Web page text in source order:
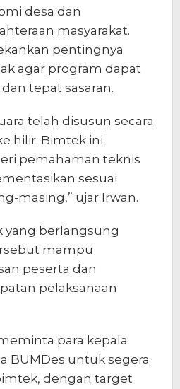
desa dan
masyarakat.
pentingnya
agar program dapat
tepat sasaran.
telah disusun secara
hilir. Bimtek ini
pemahaman teknis
sesuai
masing,” ujar Irwan.
yang berlangsung
mampu
peserta dan
pelaksanaan
para kepala
BUMDes untuk segera
dengan target